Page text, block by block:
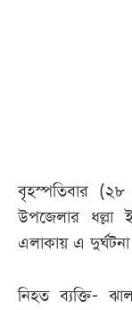
বৃহস্পতিবার
উপজেলার ধল্লা
এলাকায় এ দুর্ঘটনা
নিহত ব্যক্তি-